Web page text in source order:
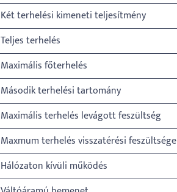
Két terhelési kimeneti teljesítmény
Teljes terhelés
Maximális főterhelés
Második terhelési tartomány
Maximális terhelés levágott feszültség
Maxmum terhelés visszatérési feszültsége
Hálózaton kívüli működés